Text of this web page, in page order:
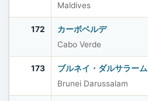
Maldives
172
カーボベルデ
Cabo Verde
173
ブルネイ・ダルサラーム
Brunei Darussalam